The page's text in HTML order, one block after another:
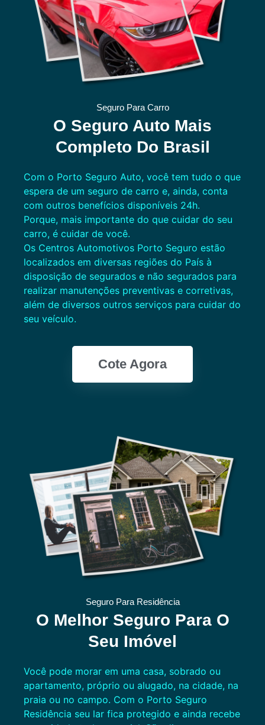
Seguro Para Carro
O Seguro Auto Mais
Completo Do Brasil
Com o Porto Seguro Auto, você tem tudo o que
espera de um seguro de carro e, ainda, conta
com outros benefícios disponíveis 24h.
Porque, mais importante do que cuidar do seu
carro, é cuidar de você.
Os Centros Automotivos Porto Seguro estão
localizados em diversas regiões do País à
disposição de segurados e não segurados para
realizar manutenções preventivas e corretivas,
além de diversos outros serviços para cuidar do
seu veículo.
Cote Agora
Seguro Para Residência
O Melhor Seguro Para O
Seu Imóvel
Você pode morar em uma casa, sobrado ou
apartamento, próprio ou alugado, na cidade, na
praia ou no campo. Com o Porto Seguro
Residência seu lar fica protegido e ainda recebe